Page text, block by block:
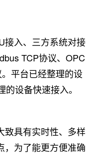
接入、三方系统对接
TCP协议、OPC
平台已经整理的设
设备快速接入。
致具有实时性、多样
，为了能更方便准确